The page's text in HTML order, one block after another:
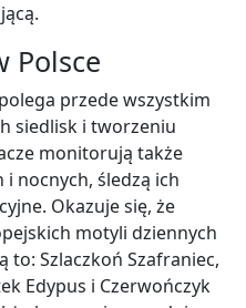
Polsce
polega przede wszystkim
siedlisk i tworzeniu
monitorują także
nocnych, śledzą ich
Okazuje się, że
motyli dziennych
to: Szlaczkoń Szafraniec,
Edypus i Czerwończyk